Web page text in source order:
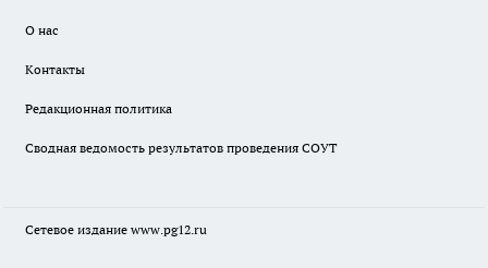
О нас
Контакты
Редакционная политика
Сводная ведомость результатов проведения СОУТ
Сетевое издание www.pg12.ru